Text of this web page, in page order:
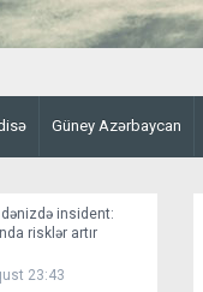
Güney Azərbaycan
insident:
risklər artır
23:43